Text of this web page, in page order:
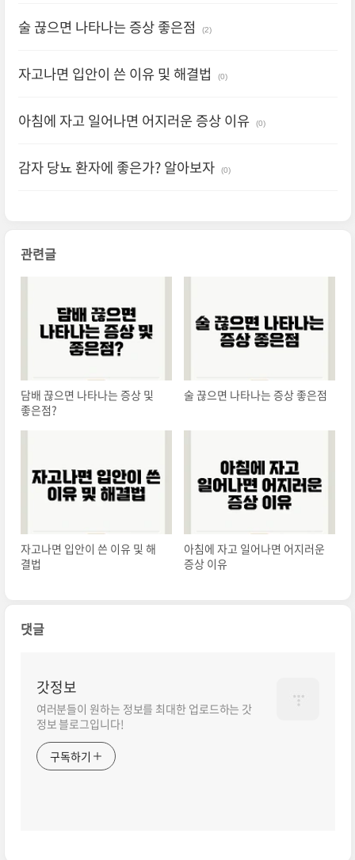
술 끊으면 나타나는 증상 좋은점 (2)
자고나면 입안이 쓴 이유 및 해결법 (0)
아침에 자고 일어나면 어지러운 증상 이유 (0)
감자 당뇨 환자에 좋은가? 알아보자 (0)
관련글
담배 끊으면 나타나는 증상 및
좋은점?
술 끊으면 나타나는 증상 좋은점
자고나면 입안이 쓴 이유 및 해
결법
아침에 자고 일어나면 어지러운
증상 이유
댓글
갓정보
여러분들이 원하는 정보를 최대한 업로드하는 갓
정보 블로그입니다!
구독하기